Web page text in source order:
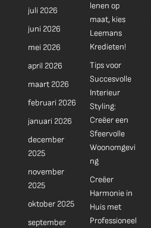
juli 2026
juni 2026
mei 2026
april 2026
maart 2026
februari 2026
januari 2026
december
2025
november
2025
oktober 2025
september
lenen op
maat, kies
Leemans
Kredieten!
Tips voor
Succesvolle
Interieur
Styling:
Creëer een
Sfeervolle
Woonomgevi
ng
Creëer
Harmonie in
Huis met
Professioneel